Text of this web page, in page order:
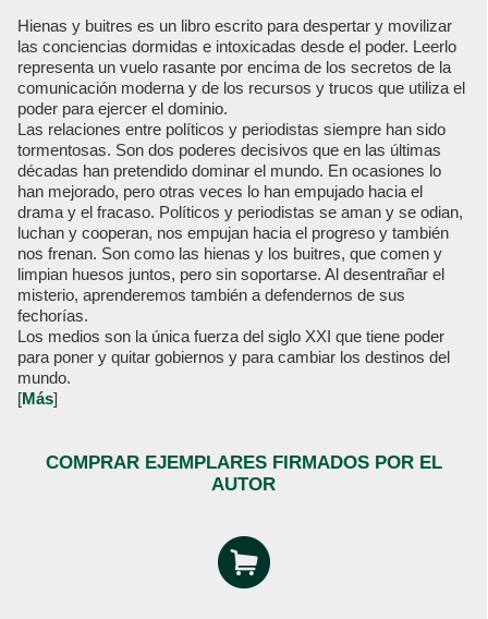
Hienas y buitres es un libro escrito para despertar y movilizar
las conciencias dormidas e intoxicadas desde el poder. Leerlo
representa un vuelo rasante por encima de los secretos de la
comunicación moderna y de los recursos y trucos que utiliza el
poder para ejercer el dominio.
Las relaciones entre políticos y periodistas siempre han sido
tormentosas. Son dos poderes decisivos que en las últimas
décadas han pretendido dominar el mundo. En ocasiones lo
han mejorado, pero otras veces lo han empujado hacia el
drama y el fracaso. Políticos y periodistas se aman y se odian,
luchan y cooperan, nos empujan hacia el progreso y también
nos frenan. Son como las hienas y los buitres, que comen y
limpian huesos juntos, pero sin soportarse. Al desentrañar el
misterio, aprenderemos también a defendernos de sus
fechorías.
Los medios son la única fuerza del siglo XXI que tiene poder
para poner y quitar gobiernos y para cambiar los destinos del
mundo.
[Más]
COMPRAR EJEMPLARES FIRMADOS POR EL
AUTOR